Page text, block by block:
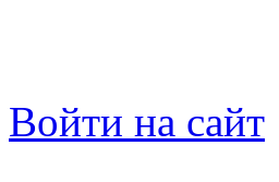
Войти на сайт